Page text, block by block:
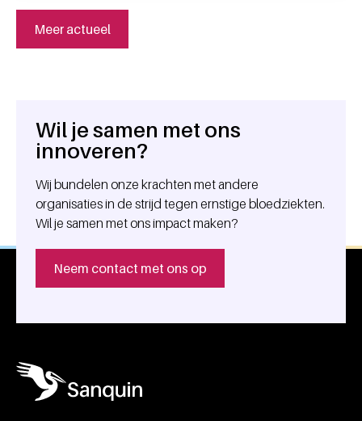
Meer actueel
Algemene informatie
Wil je samen met ons
innoveren?
Wij bundelen onze krachten met andere
organisaties in de strijd tegen ernstige bloedziekten.
Wil je samen met ons impact maken?
Neem contact met ons op